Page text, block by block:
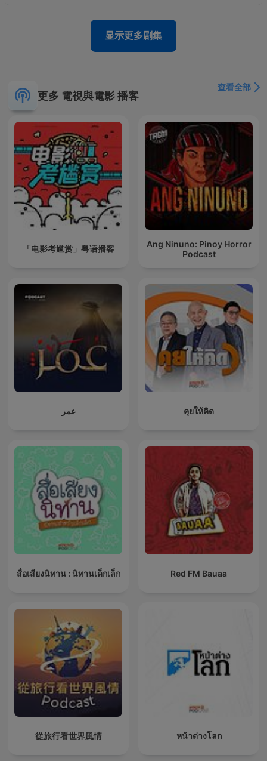
显示更多剧集
更多 電視與電影 播客
查看全部
「电影考尴赏」粤语播客
Ang Ninuno: Pinoy Horror
Podcast
عمر คุยให้คิด
สื่อเสียงนิทาน : นิทานเด็กเล็ก Red FM Bauaa
從旅行看世界風情 หน้าต่างโลก